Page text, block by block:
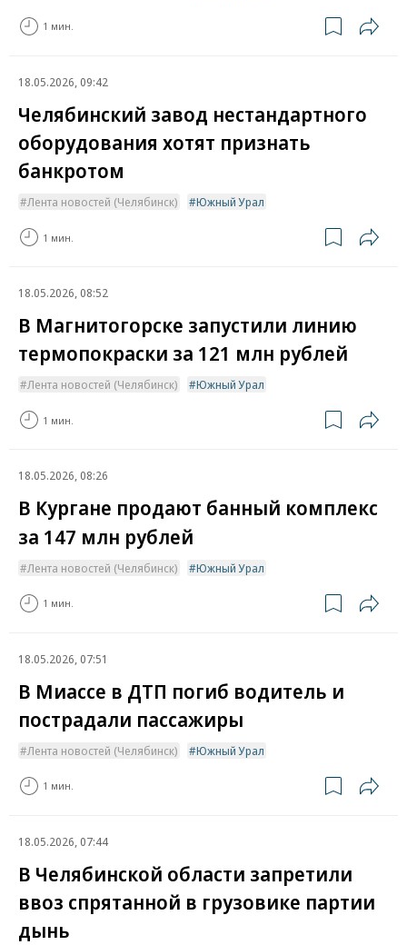
1 мин.
18.05.2026, 09:42
Челябинский завод нестандартного
оборудования хотят признать
банкротом
Лента новостей (Челябинск) Южный Урал
1 мин.
18.05.2026, 08:52
В Магнитогорске запустили линию
термопокраски за 121 млн рублей
Лента новостей (Челябинск) Южный Урал
1 мин.
18.05.2026, 08:26
В Кургане продают банный комплекс
за 147 млн рублей
Лента новостей (Челябинск) Южный Урал
1 мин.
18.05.2026, 07:51
В Миассе в ДТП погиб водитель и
пострадали пассажиры
Лента новостей (Челябинск) Южный Урал
1 мин.
18.05.2026, 07:44
В Челябинской области запретили
ввоз спрятанной в грузовике партии
дынь